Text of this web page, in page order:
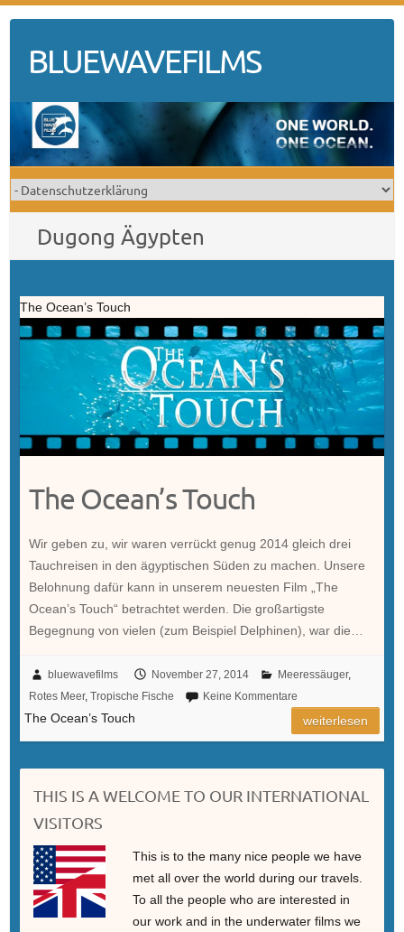
contentBLUEWAVEFILMS
Dugong Ägypten
The Ocean’s Touch
The Ocean’s Touch
Wir geben zu, wir waren verrückt genug 2014 gleich drei
Tauchreisen in den ägyptischen Süden zu machen. Unsere
Belohnung dafür kann in unserem neuesten Film „The
Ocean’s Touch“ betrachtet werden. Die großartigste
Begegnung von vielen (zum Beispiel Delphinen), war die…
bluewavefilms November 27, 2014 Meeressäuger,
Rotes Meer, Tropische Fische Keine Kommentare
The Ocean’s Touch weiterlesen
THIS IS A WELCOME TO OUR INTERNATIONAL
VISITORS
This is to the many nice people we have
met all over the world during our travels.
To all the people who are interested in
our work and in the underwater films we